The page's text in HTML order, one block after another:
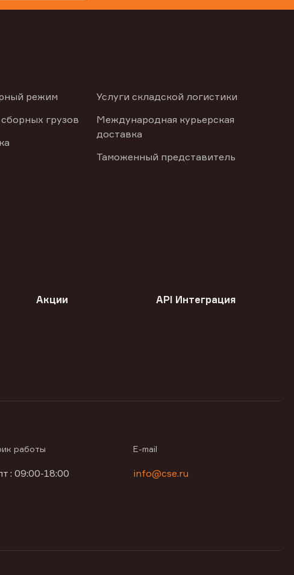
режим
грузов
Услуги складской логистики
Международная курьерская
доставка
Таможенный представитель
Акции API Интеграция
работы
: 09:00-18:00
E-mail
info@cse.ru